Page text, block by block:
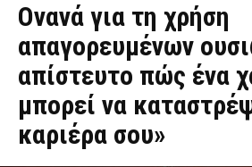
Ονανά για τη χρήση
απαγορευμένων
απίστευτο πώς ένα
μπορεί να
καριέρα σου»